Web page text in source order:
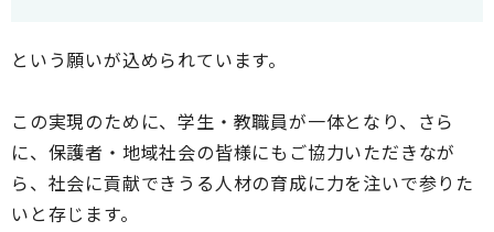
という願いが込められています。
この実現のために、学生・教職員が一体となり、さら
に、保護者・地域社会の皆様にもご協力いただきなが
ら、社会に貢献できうる人材の育成に力を注いで参りた
いと存じます。